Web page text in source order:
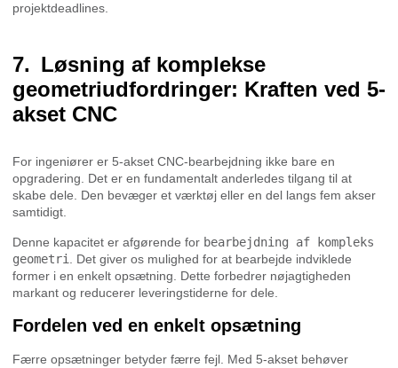
projektdeadlines.
Løsning af komplekse
geometriudfordringer: Kraften ved 5-
akset CNC
For ingeniører er 5-akset CNC-bearbejdning ikke bare en
opgradering. Det er en fundamentalt anderledes tilgang til at
skabe dele. Den bevæger et værktøj eller en del langs fem akser
samtidigt.
Denne kapacitet er afgørende for bearbejdning af kompleks
geometri
. Det giver os mulighed for at bearbejde indviklede
former i en enkelt opsætning. Dette forbedrer nøjagtigheden
markant og reducerer leveringstiderne for dele.
Fordelen ved en enkelt opsætning
Færre opsætninger betyder færre fejl. Med 5-akset behøver